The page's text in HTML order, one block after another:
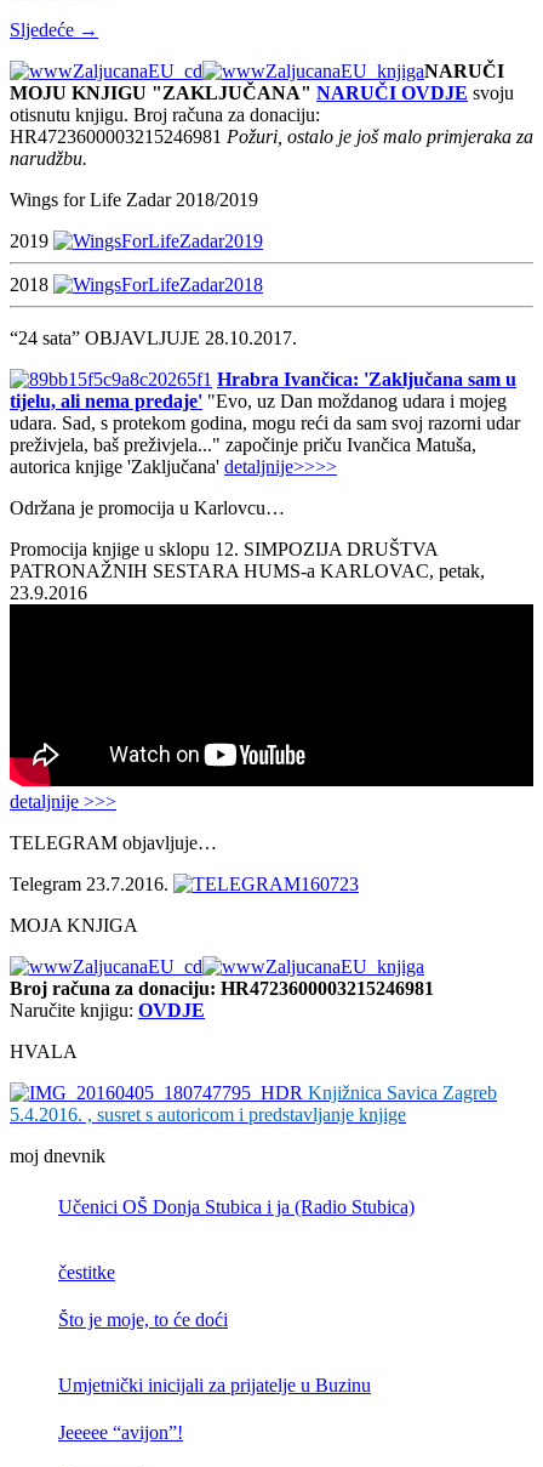
Sljedeće →
NARUČI
MOJU KNJIGU "ZAKLJUČANA" NARUČI OVDJE svoju
otisnutu knjigu. Broj računa za donaciju:
HR4723600003215246981 Požuri, ostalo je još malo primjeraka za
narudžbu.
Wings for Life Zadar 2018/2019
2019
2018
“24 sata” OBJAVLJUJE 28.10.2017.
Hrabra Ivančica: 'Zaključana sam u
tijelu, ali nema predaje' "Evo, uz Dan moždanog udara i mojeg
udara. Sad, s protekom godina, mogu reći da sam svoj razorni udar
preživjela, baš preživjela..." započinje priču Ivančica Matuša,
autorica knjige 'Zaključana' detaljnije>>>>
Održana je promocija u Karlovcu…
Promocija knjige u sklopu 12. SIMPOZIJA DRUŠTVA
PATRONAŽNIH SESTARA HUMS-a KARLOVAC, petak,
23.9.2016
detaljnije >>>
TELEGRAM objavljuje…
Telegram 23.7.2016.
MOJA KNJIGA
Broj računa za donaciju: HR4723600003215246981
Naručite knjigu: OVDJE
HVALA
Knjižnica Savica Zagreb
5.4.2016. , susret s autoricom i predstavljanje knjige
moj dnevnik
Učenici OŠ Donja Stubica i ja (Radio Stubica)
čestitke
Što je moje, to će doći
Umjetnički inicijali za prijatelje u Buzinu
Jeeeee “avijon”!